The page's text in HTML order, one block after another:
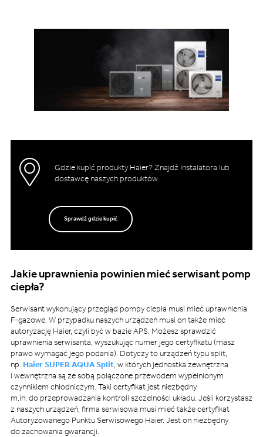
Gdzie kupić produkty Haier? Znajdź Instalatora lub
dostawcę naszych produktów
Sprawdź gdzie kupić
Jakie uprawnienia powinien mieć serwisant pomp
ciepła?
Serwisant wykonujący przegląd pompy ciepła musi mieć uprawnienia
F-gazowe. W przypadku naszych urządzeń musi on także mieć
autoryzację Haier, czyli być w bazie APS. Możesz sprawdzić
uprawnienia serwisanta, wyszukując numer jego certyfikatu (masz
prawo wymagać jego podania). Dotyczy to urządzeń typu split,
np. Haier SUPER AQUA Split, w których jednostka zewnętrzna
i wewnętrzna są ze sobą połączone przewodem wypełnionym
czynnikiem chłodniczym. Taki certyfikat jest niezbędny
m.in. do przeprowadzania kontroli szczelności układu. Jeśli korzystasz
z naszych urządzeń, firma serwisowa musi mieć także certyfikat
Autoryzowanego Punktu Serwisowego Haier. Jest on niezbędny
do zachowania gwarancji.